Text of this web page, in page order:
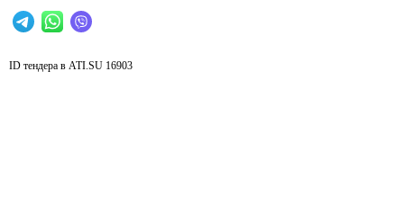
ID тендера в ATI.SU 16903